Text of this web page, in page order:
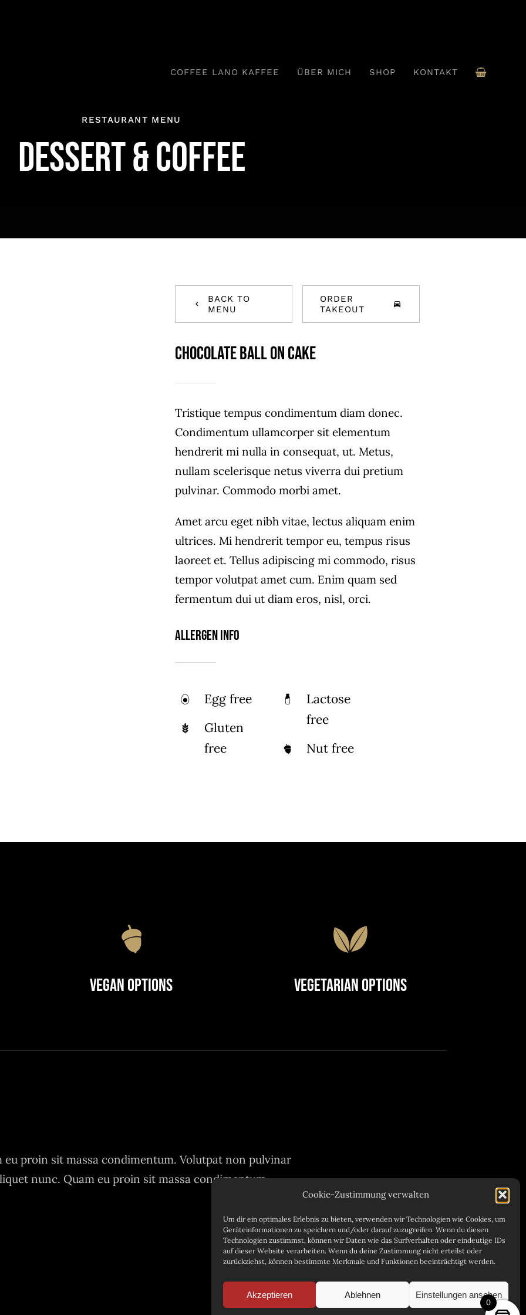
Cookie-Zustimmung verwalten
Um dir ein optimales Erlebnis zu bieten, verwenden wir Technologien wie Cookies, um
Geräteinformationen zu speichern und/oder darauf zuzugreifen. Wenn du diesen
Technologien zustimmst, können wir Daten wie das Surfverhalten oder eindeutige IDs
auf dieser Website verarbeiten. Wenn du deine Zustimmung nicht erteilst oder
zurückziehst, können bestimmte Merkmale und Funktionen beeinträchtigt werden.
Akzeptieren Ablehnen Einstellungen ansehen
COFFEE LANO KAFFEE ÜBER MICH SHOP KONTAKT
RESTAURANT MENU
DESSERT & COFFEE
BACK TO
MENU
ORDER
TAKEOUT
Chocolate Ball On Cake
Tristique tempus condimentum diam donec.
Condimentum ullamcorper sit elementum
hendrerit mi nulla in consequat, ut. Metus,
nullam scelerisque netus viverra dui pretium
pulvinar. Commodo morbi amet.
Amet arcu eget nibh vitae, lectus aliquam enim
ultrices. Mi hendrerit tempor eu, tempus risus
laoreet et. Tellus adipiscing mi commodo, risus
tempor volutpat amet cum. Enim quam sed
fermentum dui ut diam eros, nisl, orci.
Allergen Info
Egg free
Gluten
free
Lactose
free
Nut free
Vegan Options Vegetarian Options
eu proin sit massa condimentum. Volutpat non pulvinar
nunc. Quam eu proin sit massa condimentum.
0